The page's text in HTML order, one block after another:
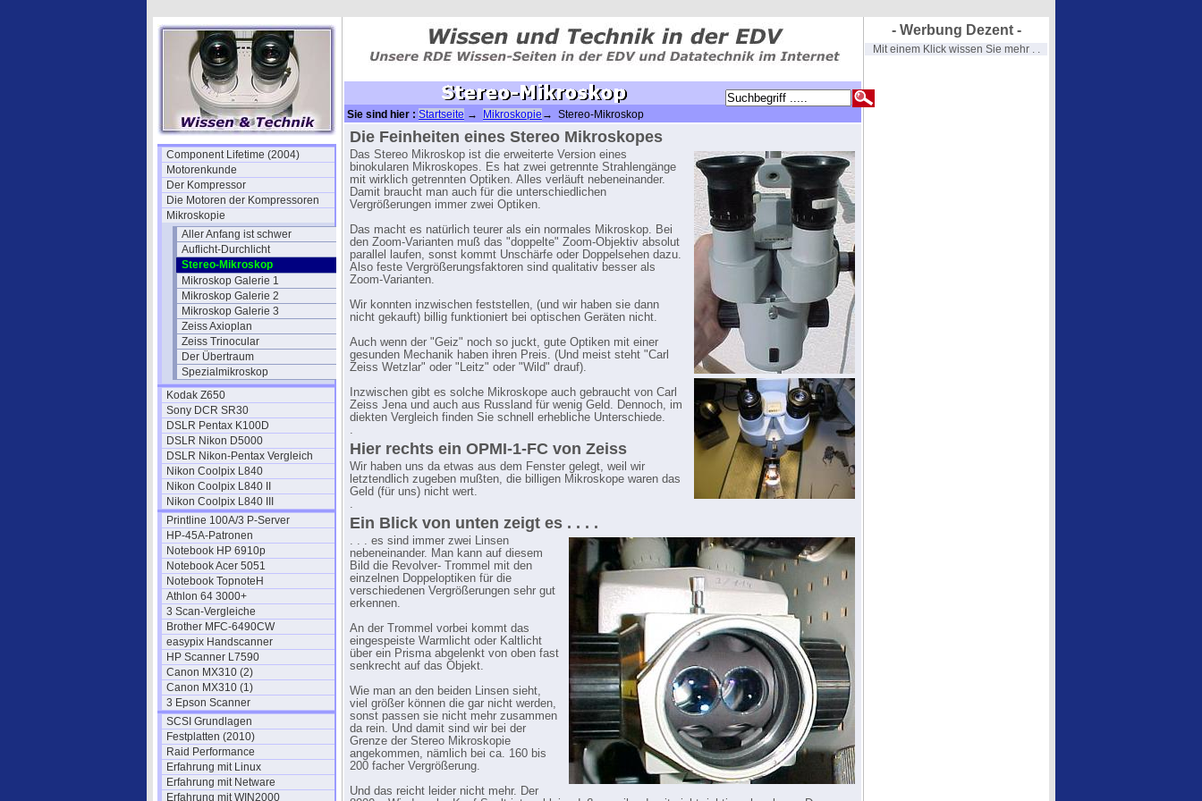
Component Lifetime (2004)
Motorenkunde
Der Kompressor
Die Motoren der Kompressoren
Mikroskopie
Aller Anfang ist schwer
Auflicht-Durchlicht
Stereo-Mikroskop
Mikroskop Galerie 1
Mikroskop Galerie 2
Mikroskop Galerie 3
Zeiss Axioplan
Zeiss Trinocular
Der Übertraum
Spezialmikroskop
Kodak Z650
Sony DCR SR30
DSLR Pentax K100D
DSLR Nikon D5000
DSLR Nikon-Pentax Vergleich
Nikon Coolpix L840
Nikon Coolpix L840 II
Nikon Coolpix L840 III
Printline 100A/3 P-Server
HP-45A-Patronen
Notebook HP 6910p
Notebook Acer 5051
Notebook TopnoteH
Athlon 64 3000+
3 Scan-Vergleiche
Brother MFC-6490CW
easypix Handscanner
HP Scanner L7590
Canon MX310 (2)
Canon MX310 (1)
3 Epson Scanner
SCSI Grundlagen
Festplatten (2010)
Raid Performance
Erfahrung mit Linux
Erfahrung mit Netware
Erfahrung mit WIN2000
Sie sind hier : Startseite → Mikroskopie → Stereo-Mikroskop
Die Feinheiten eines Stereo Mikroskopes
Das Stereo Mikroskop ist die erweiterte Version eines
binokularen Mikroskopes. Es hat zwei getrennte Strahlengänge
mit wirklich getrennten Optiken. Alles verläuft nebeneinander.
Damit braucht man auch für die unterschiedlichen
Vergrößerungen immer zwei Optiken.
Das macht es natürlich teurer als ein normales Mikroskop. Bei
den Zoom-Varianten muß das "doppelte" Zoom-Objektiv absolut
parallel laufen, sonst kommt Unschärfe oder Doppelsehen dazu.
Also feste Vergrößerungsfaktoren sind qualitativ besser als
Zoom-Varianten.
Wir konnten inzwischen feststellen, (und wir haben sie dann
nicht gekauft) billig funktioniert bei optischen Geräten nicht.
Auch wenn der "Geiz" noch so juckt, gute Optiken mit einer
gesunden Mechanik haben ihren Preis. (Und meist steht "Carl
Zeiss Wetzlar" oder "Leitz" oder "Wild" drauf).
Inzwischen gibt es solche Mikroskope auch gebraucht von Carl
Zeiss Jena und auch aus Russland für wenig Geld. Dennoch, im
diekten Vergleich finden Sie schnell erhebliche Unterschiede.
.
Hier rechts ein OPMI-1-FC von Zeiss
Wir haben uns da etwas aus dem Fenster gelegt, weil wir
letztendlich zugeben mußten, die billigen Mikroskope waren das
Geld (für uns) nicht wert.
.
Ein Blick von unten zeigt es . . . .
. . . es sind immer zwei Linsen
nebeneinander. Man kann auf diesem
Bild die Revolver- Trommel mit den
einzelnen Doppeloptiken für die
verschiedenen Vergrößerungen sehr gut
erkennen.
An der Trommel vorbei kommt das
eingespeiste Warmlicht oder Kaltlicht
über ein Prisma abgelenkt von oben fast
senkrecht auf das Objekt.
Wie man an den beiden Linsen sieht,
viel größer können die gar nicht werden,
sonst passen sie nicht mehr zusammen
da rein. Und damit sind wir bei der
Grenze der Stereo Mikroskopie
angekommen, nämlich bei ca. 160 bis
200 facher Vergrößerung.
Und das reicht leider nicht mehr. Der
- Werbung Dezent -
Mit einem Klick wissen Sie mehr . .